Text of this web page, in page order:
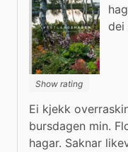
Show rating
dei
Ei kjekk
bursdagen min.
hagar. Saknar